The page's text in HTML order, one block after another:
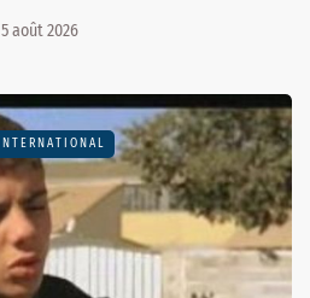
5 août 2026
INTERNATIONAL